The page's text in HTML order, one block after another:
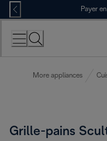
Skip
to
Content
Payer
More appliances
Grille-pains